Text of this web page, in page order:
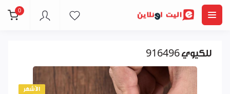
0
للكيوي 916496
الأشهر